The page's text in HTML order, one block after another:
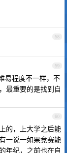
58
59
易程度不一样，不
最重要的是找到自
60
的，上大学之后能
一说一如果竞赛能
年纪，之前也在自